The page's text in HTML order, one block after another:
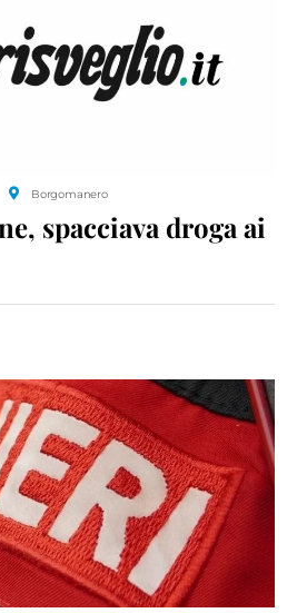
Borgomanero
spacciava droga ai